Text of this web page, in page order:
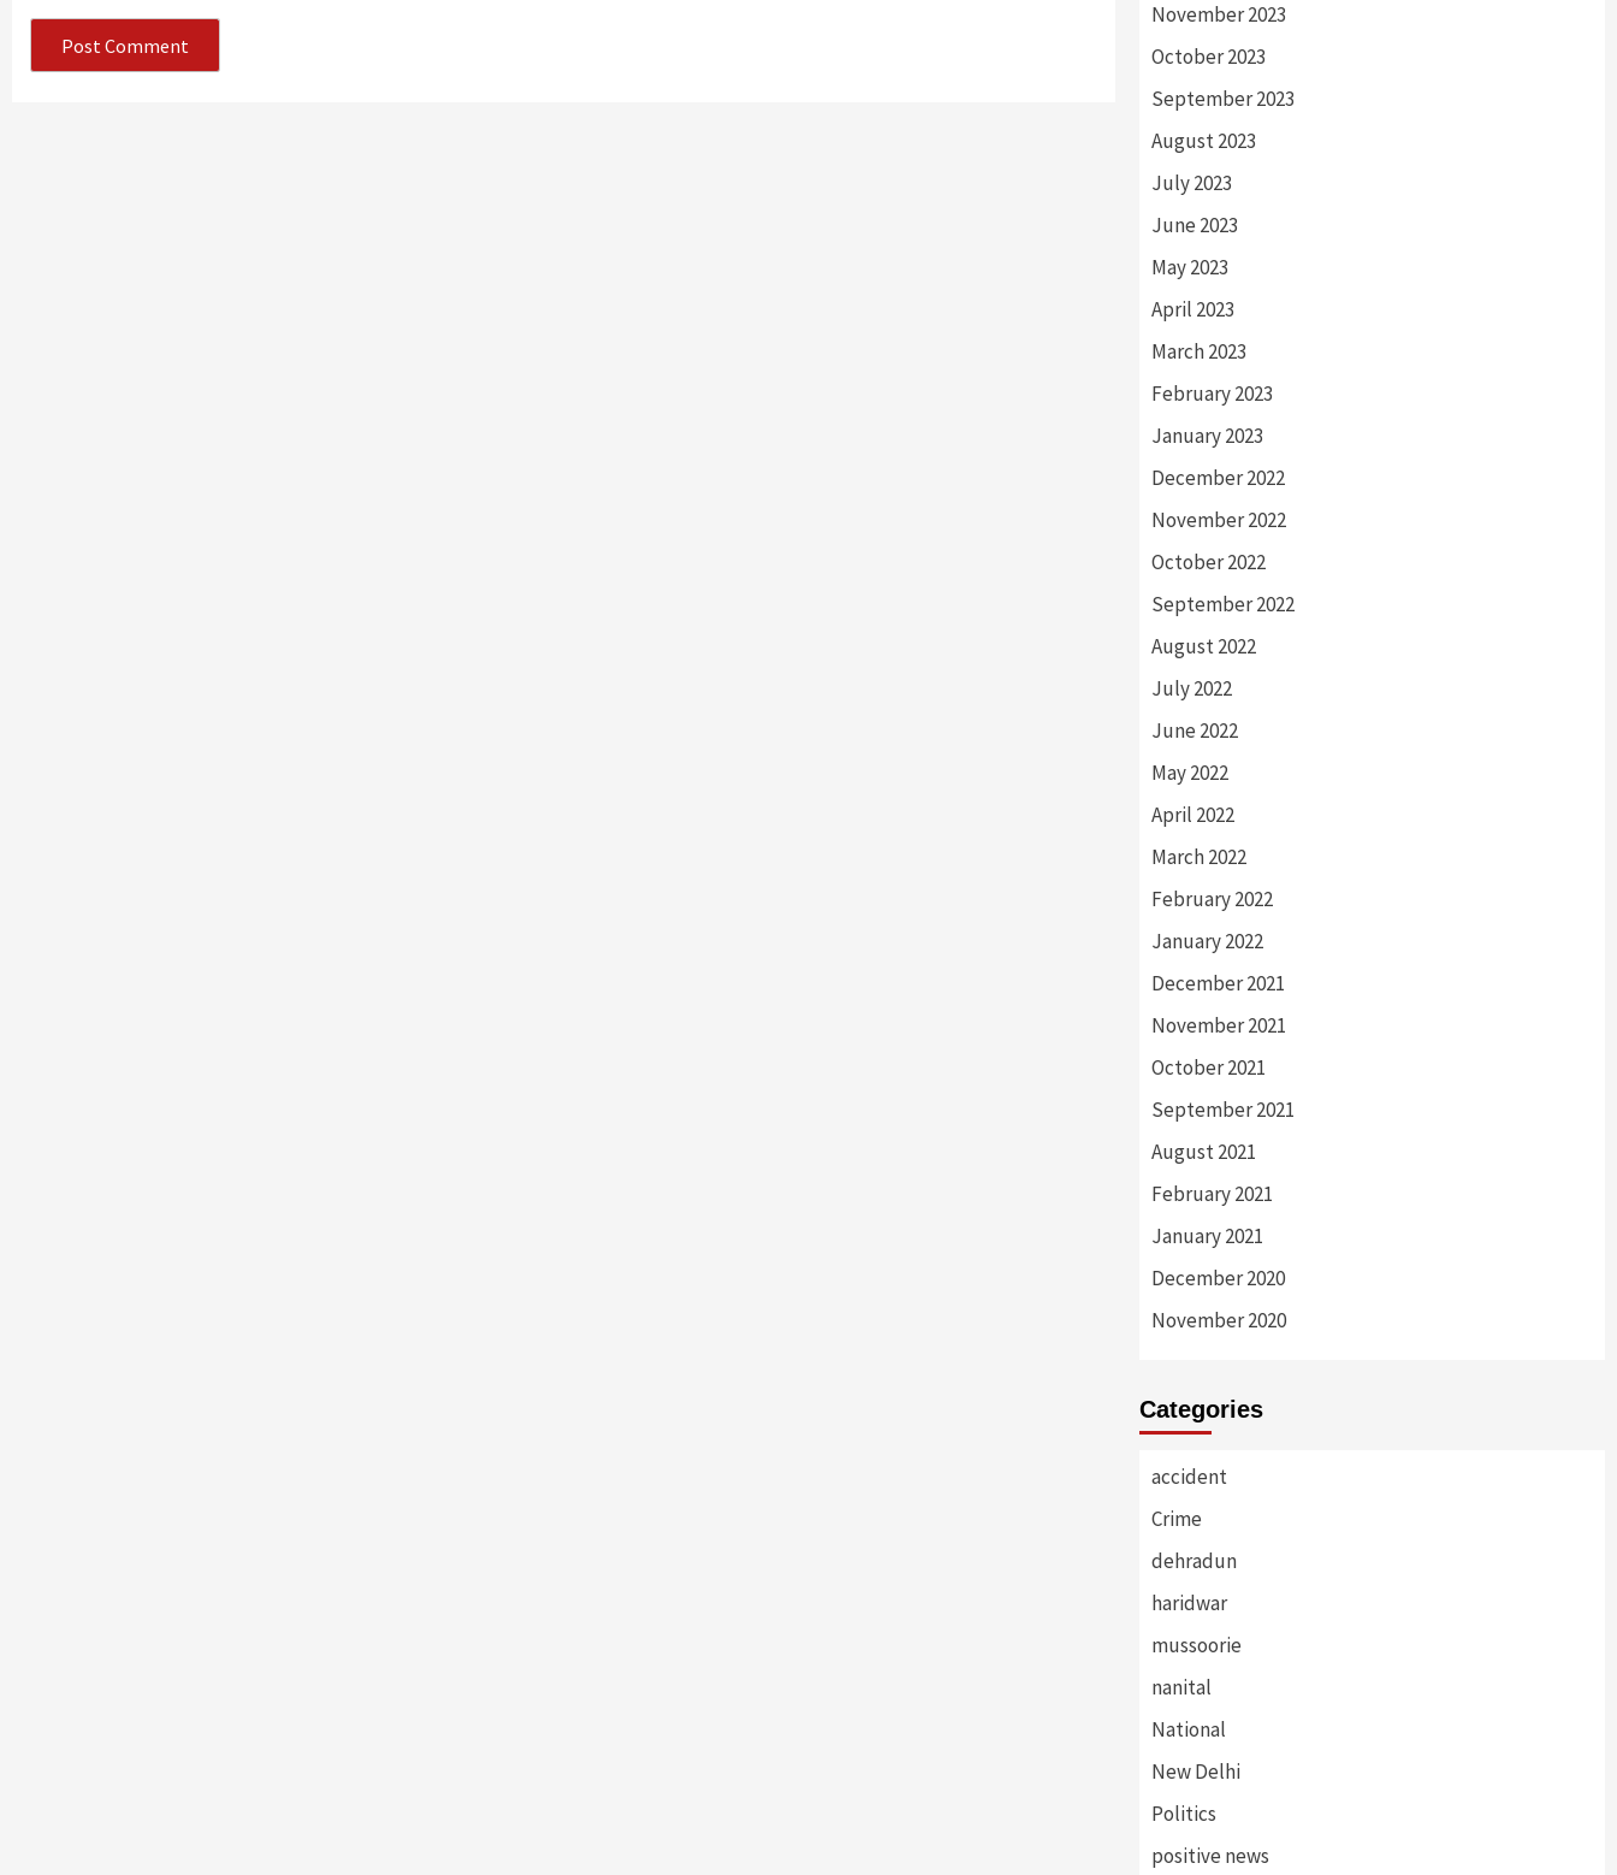
November 2023
October 2023
September 2023
August 2023
July 2023
June 2023
May 2023
April 2023
March 2023
February 2023
January 2023
December 2022
November 2022
October 2022
September 2022
August 2022
July 2022
June 2022
May 2022
April 2022
March 2022
February 2022
January 2022
December 2021
November 2021
October 2021
September 2021
August 2021
February 2021
January 2021
December 2020
November 2020
Categories
accident
Crime
dehradun
haridwar
mussoorie
nanital
National
New Delhi
Politics
positive news